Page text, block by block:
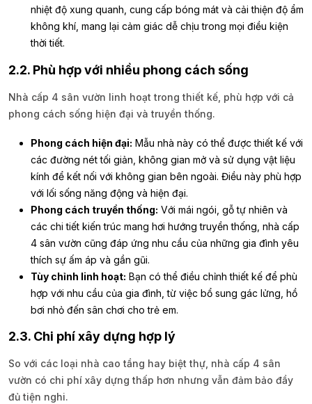
nhiệt độ xung quanh, cung cấp bóng mát và cải thiện độ ẩm
không khí, mang lại cảm giác dễ chịu trong mọi điều kiện
thời tiết.
2.2. Phù hợp với nhiều phong cách sống
Nhà cấp 4 sân vườn linh hoạt trong thiết kế, phù hợp với cả
phong cách sống hiện đại và truyền thống.
Phong cách hiện đại: Mẫu nhà này có thể được thiết kế với
các đường nét tối giản, không gian mở và sử dụng vật liệu
kính để kết nối với không gian bên ngoài. Điều này phù hợp
với lối sống năng động và hiện đại.
Phong cách truyền thống: Với mái ngói, gỗ tự nhiên và
các chi tiết kiến trúc mang hơi hướng truyền thống, nhà cấp
4 sân vườn cũng đáp ứng nhu cầu của những gia đình yêu
thích sự ấm áp và gần gũi.
Tùy chỉnh linh hoạt: Bạn có thể điều chỉnh thiết kế để phù
hợp với nhu cầu của gia đình, từ việc bổ sung gác lửng, hồ
bơi nhỏ đến sân chơi cho trẻ em.
2.3. Chi phí xây dựng hợp lý
So với các loại nhà cao tầng hay biệt thự, nhà cấp 4 sân
vườn có chi phí xây dựng thấp hơn nhưng vẫn đảm bảo đầy
đủ tiện nghi.